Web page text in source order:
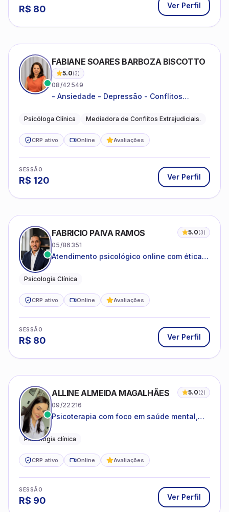
R$ 80 Ver Perfil
FABIANE SOARES BARBOZA BISCOTTO
5.0(3)
08/42549
- Ansiedade - Depressão - Conflitos
relacionamentos - Autoestima -
Psicóloga Clínica Mediadora de Conflitos Extrajudiciais.
CRP ativo Online Avaliações
SESSÃO
R$ 120 Ver Perfil
FABRICIO PAIVA RAMOS 5.0(3)
05/86351
Atendimento psicológico online com ética,
Psicologia Clínica
CRP ativo Online Avaliações
SESSÃO
R$ 80 Ver Perfil
ALLINE ALMEIDA MAGALHÃES 5.0(2)
09/22216
Psicoterapia com foco em saúde mental,
adolescentes e adultos.
Psicologia clínica
CRP ativo Online Avaliações
SESSÃO
R$ 90 Ver Perfil